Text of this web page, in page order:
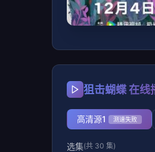
狙击蝴蝶 在线
高清源1 测速失败
选集(共 30 集)